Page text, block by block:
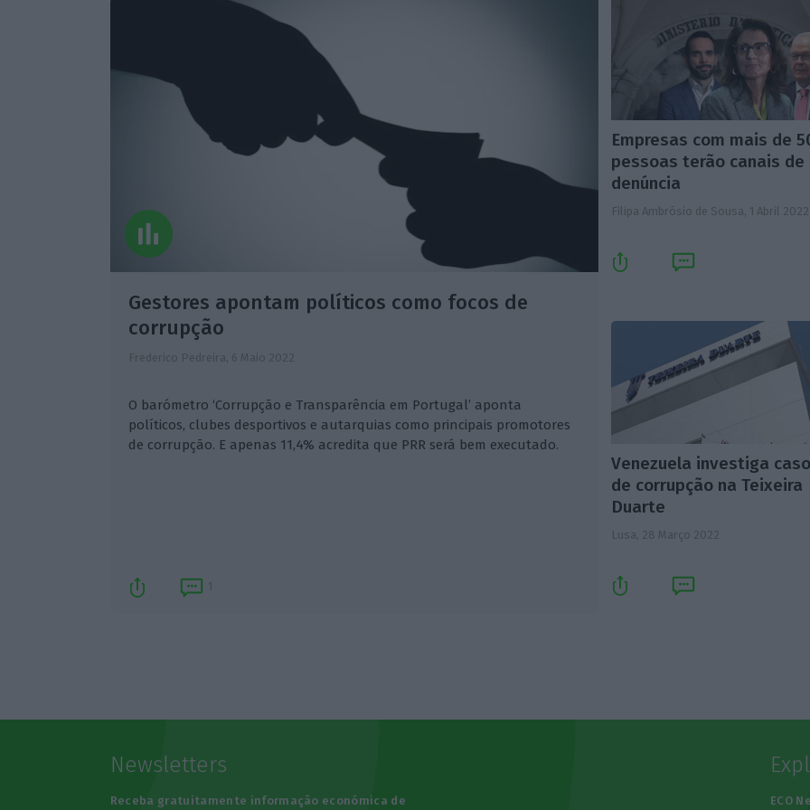
Gestores apontam políticos como focos de
corrupção
Frederico Pedreira, 6 Maio 2022
O barómetro ‘Corrupção e Transparência em Portugal’ aponta
políticos, clubes desportivos e autarquias como principais promotores
de corrupção. E apenas 11,4% acredita que PRR será bem executado.
Empresas com mais de
pessoas terão canais de
denúncia
Filipa Ambrósio de Sousa, 1 Abril 2022
Venezuela investiga
de corrupção na Teixeira
Duarte
Lusa, 28 Março 2022
Newsletters
Receba gratuitamente informação económica de ECO